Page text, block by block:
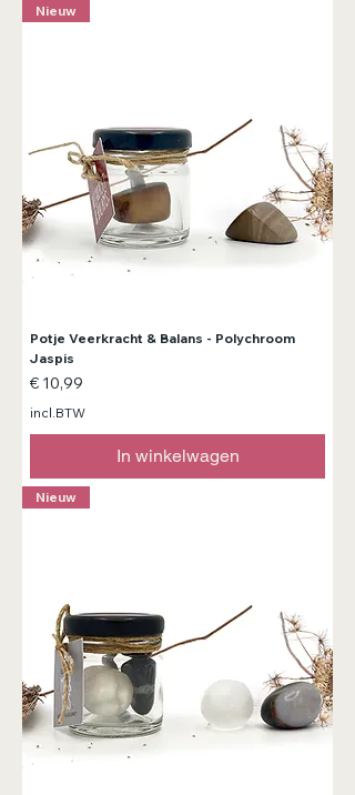
Nieuw
Potje Veerkracht & Balans - Polychroom
Jaspis
Prijs
€ 10,99
incl.BTW
In winkelwagen
Nieuw